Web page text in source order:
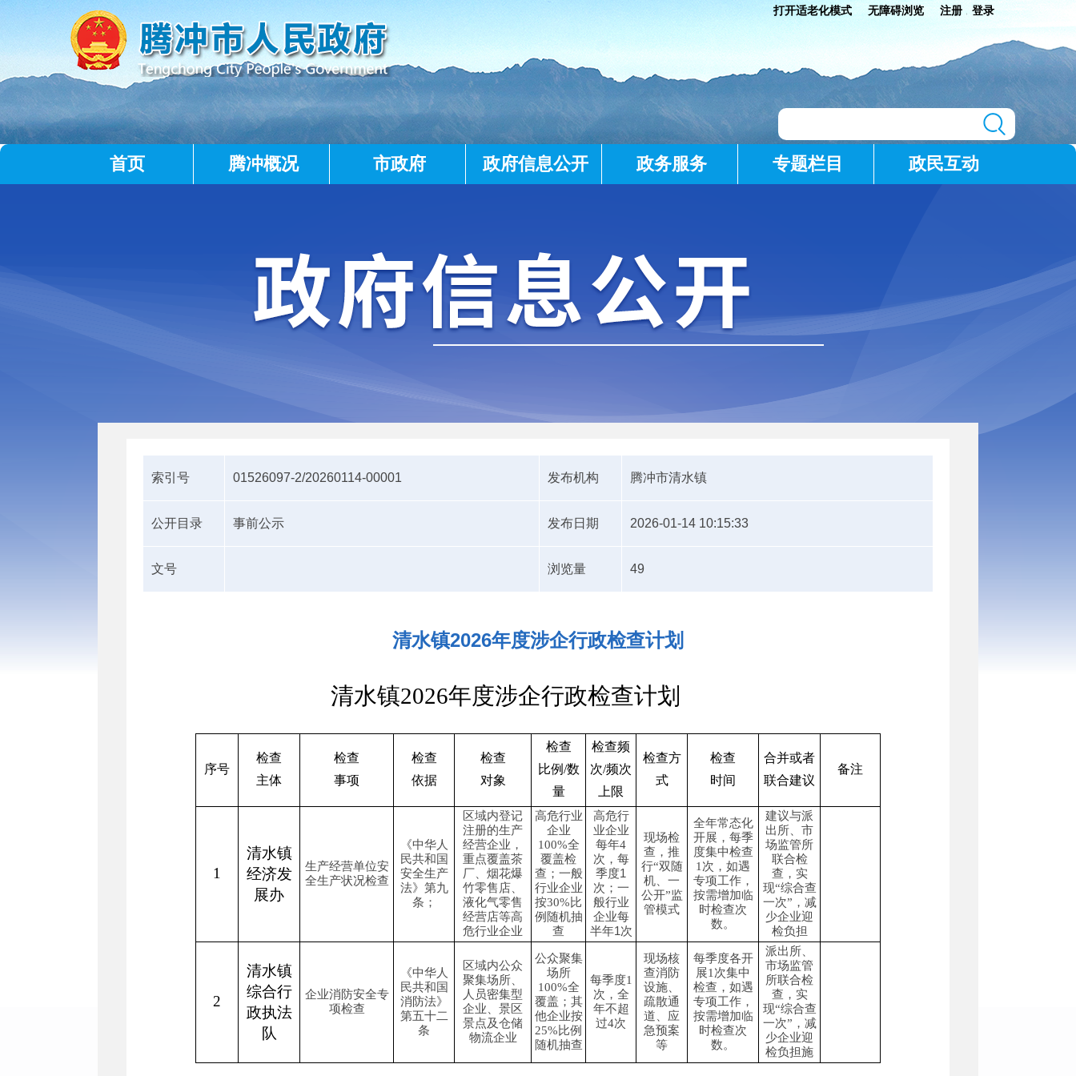
打开适老化模式 无障碍浏览 注册 登录
首页 腾冲概况 市政府 政府信息公开 政务服务 专题栏目 政民互动
索引号 01526097-2/20260114-00001 发布机构 腾冲市清水镇
公开目录 事前公示 发布日期 2026-01-14 10:15:33
文号 浏览量 49
清水镇2026年度涉企行政检查计划
清水镇2026年度涉企行政检查计划
序号
检查
主体
检查
事项
检查
依据
检查
对象
检查
比例/数
量
检查频
次/频次
上限
检查方
式
检查
时间
合并或者
联合建议
备注
1
清水镇
经济发
展办
生产经营单位安
全生产状况检查
《中华人
民共和国
安全生产
法》第九
条；
区域内登记
注册的生产
经营企业，
重点覆盖茶
厂 、烟花爆
竹零售店、
液化气零售
经营店等高
危行业企业
高危行业
企业
100%全
覆盖检
查；一般
行业企业
按30%比
例随机抽
查
高危行
业企业
每年4
次， 每
季度1
次； 一
般行业
企业每
半年1 次
现场检
查，推
行“双随
机、一
公开”监
管模式
全年常态化
开展，每季
度集中检查
1次， 如遇
专项工作，
按需增加临
时检查次
数。
建议与派
出所 、市
场监管所
联合检
查，实
现“综合查
一次”，减
少企业迎
检负担
2
清水镇
综合行
政执法
队
企业消防安全专
项检查
《中华人
民共和国
消防法》
第五十二
条
区域内公众
聚集场所、
人员密集型
企业、 景区
景点及仓储
物流企业
公众聚集
场所
100%全
覆盖；其
他企业按
25%比例
随机抽查
每季度1
次，全
年不超
过4次
现场核
查消防
设施、
疏散通
道、应
急预案
等
每季度各开
展1次集中
检查， 如遇
专项工作，
按需增加临
时检查次
数。
派出所
市场监管
所联合检
查，实
现“综合查
一次”，减
少企业迎
检负担施